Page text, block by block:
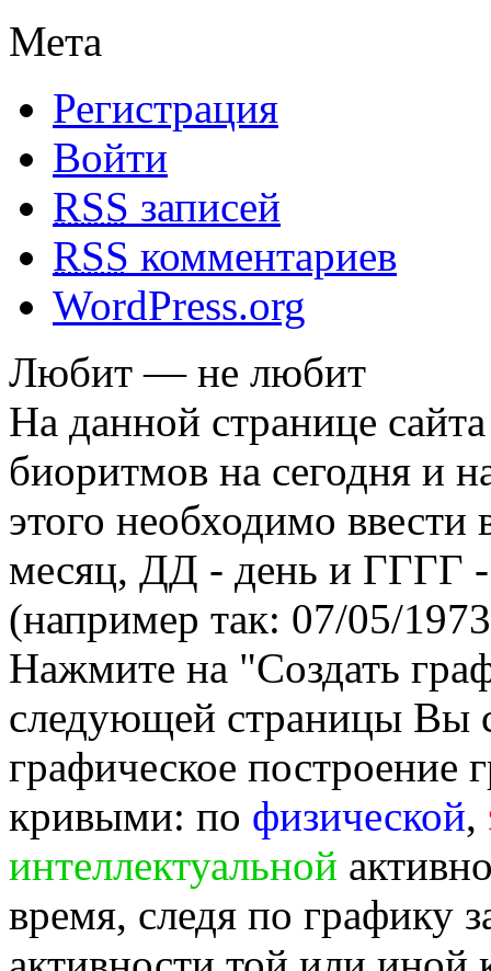
Мета
Регистрация
Войти
RSS записей
RSS комментариев
WordPress.org
Любит — не любит
На данной странице
биоритмов на сегодня и
этого необходимо
месяц, ДД - день и ГГГГ -
(например так: 07/05/
Нажмите на "Создать
следующей страницы Вы
графическое построение
кривыми: по физической,
интеллектуальной
время, следя по графику